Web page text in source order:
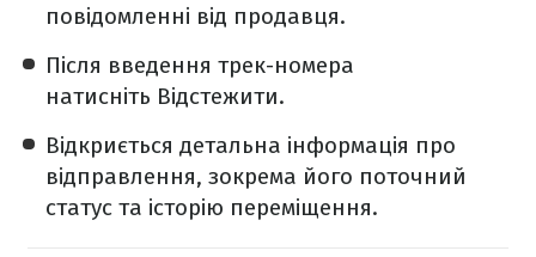
повідомленні від продавця.
Після введення трек-номера
натисніть Відстежити.
Відкриється детальна інформація про
відправлення, зокрема його поточний
статус та історію переміщення.